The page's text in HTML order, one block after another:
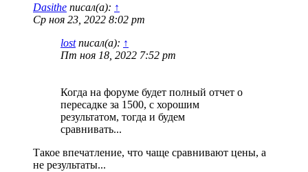
Dasithe писал(а): ↑
Ср ноя 23, 2022 8:02 pm
lostписал(а): ↑
Пт ноя 18, 2022 7:52 pm
Когда на форуме будет полный отчет о
пересадке за 1500, с хорошим
результатом, тогда и будем
сравнивать...
Такое впечатление, что чаще сравнивают цены, а
не результаты...